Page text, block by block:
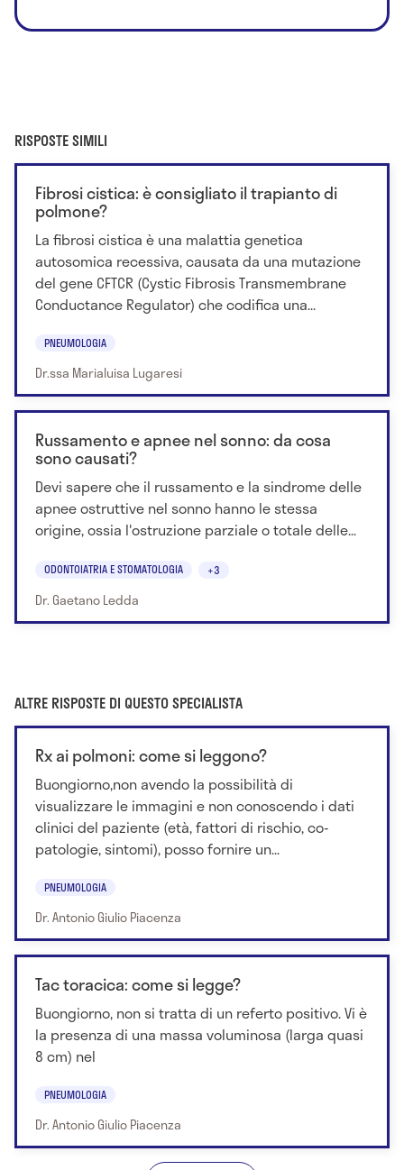
RISPOSTE SIMILI
Fibrosi cistica: è consigliato il trapianto di
polmone?
La fibrosi cistica è una malattia genetica
autosomica recessiva, causata da una mutazione
del gene CFTCR (Cystic Fibrosis Transmembrane
Conductance Regulator) che codifica una...
PNEUMOLOGIA
Dr.ssa Marialuisa Lugaresi
Russamento e apnee nel sonno: da cosa
sono causati?
Devi sapere che il russamento e la sindrome delle
apnee ostruttive nel sonno hanno le stessa
origine, ossia l'ostruzione parziale o totale delle...
ODONTOIATRIA E STOMATOLOGIA +3
Dr. Gaetano Ledda
ALTRE RISPOSTE DI QUESTO SPECIALISTA
Rx ai polmoni: come si leggono?
Buongiorno,non avendo la possibilità di
visualizzare le immagini e non conoscendo i dati
clinici del paziente (età, fattori di rischio, co-
patologie, sintomi), posso fornire un...
PNEUMOLOGIA
Dr. Antonio Giulio Piacenza
Tac toracica: come si legge?
Buongiorno, non si tratta di un referto positivo. Vi è
la presenza di una massa voluminosa (larga quasi
8 cm) nel
PNEUMOLOGIA
Dr. Antonio Giulio Piacenza